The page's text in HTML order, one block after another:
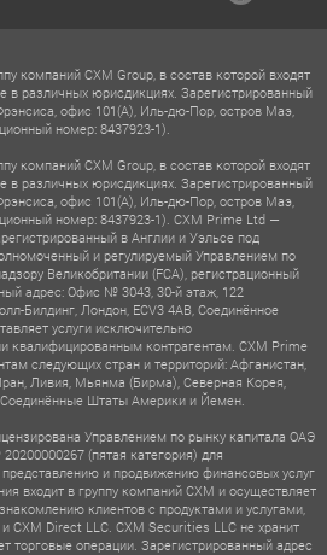
компаний CXM Group, в состав которой входят
в различных юрисдикциях. Зарегистрированный
офис 101(A), Иль-дю-Пор, остров Маэ,
номер: 8437923-1).
компаний CXM Group, в состав которой входят
в различных юрисдикциях. Зарегистрированный
офис 101(A), Иль-дю-Пор, остров Маэ,
номер: 8437923-1). CXM Prime Ltd —
в Англии и Уэльсе под
и регулируемый Управлением по
Великобритании (FCA), регистрационный
адрес: Офис № 3043, 30-й этаж, 122
Билдинг, Лондон, ECV3 4AB, Соединённое
услуги исключительно
квалифицированным контрагентам. CXM Prime
следующих стран и территорий: Афганистан,
Ливия, Мьянма (Бирма), Северная Корея,
Штаты Америки и Йемен.
Управлением по рынку капитала ОАЭ
(пятая категория) для
и продвижению финансовых услуг
входит в группу компаний CXM и осуществляет
клиентов с продуктами и услугами,
CXM Direct LLC. CXM Securities LLC не хранит
торговые операции. Зарегистрированный адрес